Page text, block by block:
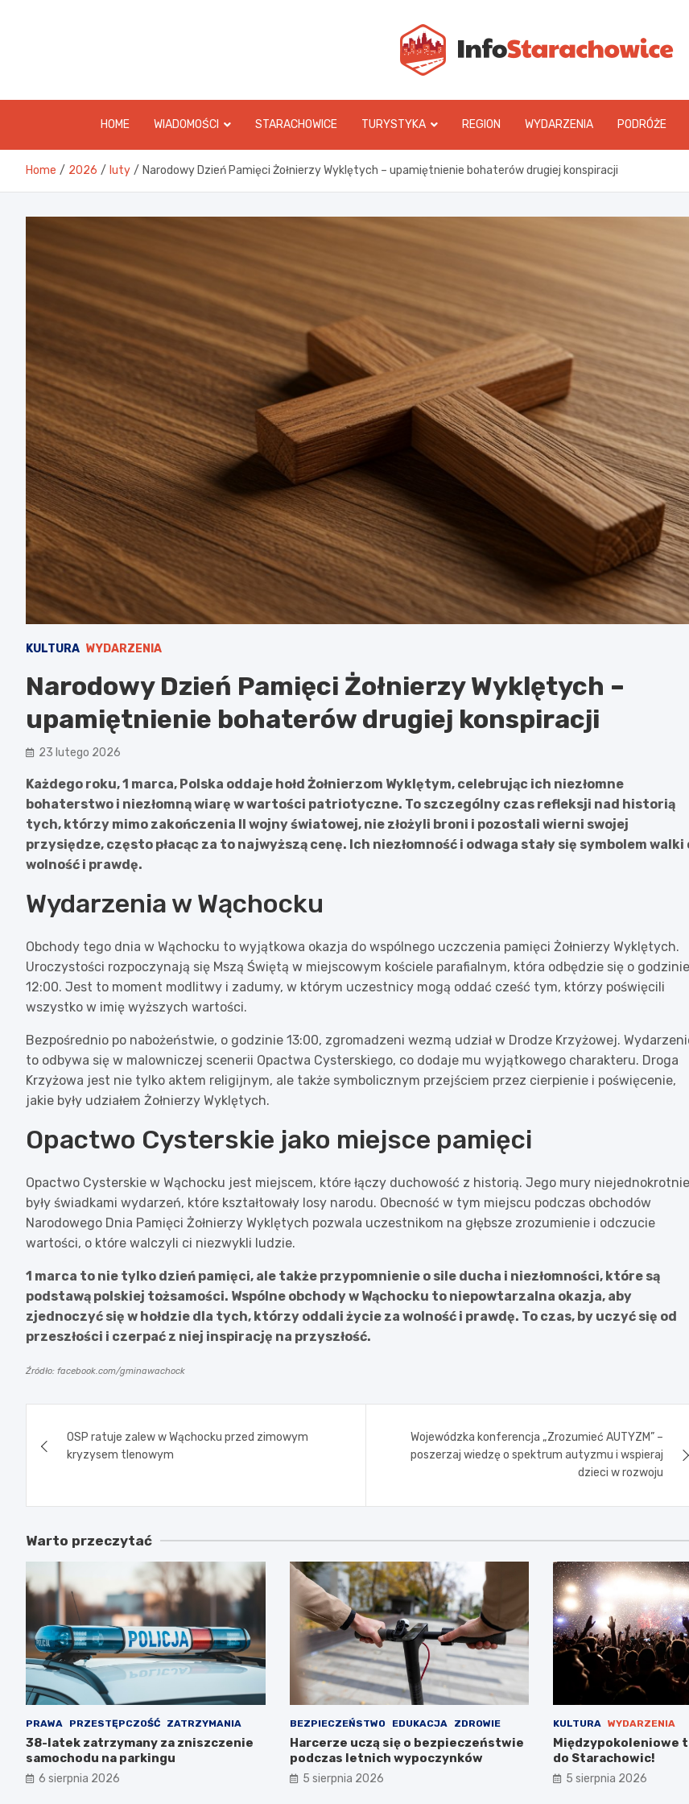
HOME WIADOMOŚCI STARACHOWICE TURYSTYKA REGION WYDARZENIA PODRÓŻE
Home 2026 luty Narodowy Dzień Pamięci Żołnierzy Wyklętych – upamiętnienie bohaterów drugiej konspiracji
KULTURA WYDARZENIA
Narodowy Dzień Pamięci Żołnierzy Wyklętych –
upamiętnienie bohaterów drugiej konspiracji
23 lutego 2026
Każdego roku, 1 marca, Polska oddaje hołd Żołnierzom Wyklętym, celebrując ich niezłomne
bohaterstwo i niezłomną wiarę w wartości patriotyczne. To szczególny czas refleksji nad historią
tych, którzy mimo zakończenia II wojny światowej, nie złożyli broni i pozostali wierni swojej
przysiędze, często płacąc za to najwyższą cenę. Ich niezłomność i odwaga stały się symbolem walki
wolność i prawdę.
Wydarzenia w Wąchocku
Obchody tego dnia w Wąchocku to wyjątkowa okazja do wspólnego uczczenia pamięci Żołnierzy Wyklętych.
Uroczystości rozpoczynają się Mszą Świętą w miejscowym kościele parafialnym, która odbędzie się o godzinie
12:00. Jest to moment modlitwy i zadumy, w którym uczestnicy mogą oddać cześć tym, którzy poświęcili
wszystko w imię wyższych wartości.
Bezpośrednio po nabożeństwie, o godzinie 13:00, zgromadzeni wezmą udział w Drodze Krzyżowej.
to odbywa się w malowniczej scenerii Opactwa Cysterskiego, co dodaje mu wyjątkowego charakteru. Droga
Krzyżowa jest nie tylko aktem religijnym, ale także symbolicznym przejściem przez cierpienie i poświęcenie,
jakie były udziałem Żołnierzy Wyklętych.
Opactwo Cysterskie jako miejsce pamięci
Opactwo Cysterskie w Wąchocku jest miejscem, które łączy duchowość z historią. Jego mury niejednokrotnie
były świadkami wydarzeń, które kształtowały losy narodu. Obecność w tym miejscu podczas obchodów
Narodowego Dnia Pamięci Żołnierzy Wyklętych pozwala uczestnikom na głębsze zrozumienie i odczucie
wartości, o które walczyli ci niezwykli ludzie.
1 marca to nie tylko dzień pamięci, ale także przypomnienie o sile ducha i niezłomności, które są
podstawą polskiej tożsamości. Wspólne obchody w Wąchocku to niepowtarzalna okazja, aby
zjednoczyć się w hołdzie dla tych, którzy oddali życie za wolność i prawdę. To czas, by uczyć się od
przeszłości i czerpać z niej inspirację na przyszłość.
Źródło: facebook.com/gminawachock
wpisu
OSP ratuje zalew w Wąchocku przed zimowym
kryzysem tlenowym
Wojewódzka konferencja „Zrozumieć AUTYZM” –
poszerzaj wiedzę o spektrum autyzmu i wspieraj
dzieci w rozwoju
Warto przeczytać
PRAWA PRZESTĘPCZOŚĆ ZATRZYMANIA
38-latek zatrzymany za zniszczenie
samochodu na parkingu
6 sierpnia 2026
BEZPIECZEŃSTWO EDUKACJA ZDROWIE
Harcerze uczą się o bezpieczeństwie
podczas letnich wypoczynków
5 sierpnia 2026
KULTURA WYDARZENIA
Międzypokoleniowe
do Starachowic!
5 sierpnia 2026